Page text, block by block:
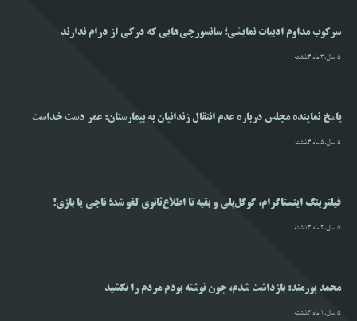
سرکوب مداوم ادبیات نمایشی؛ سانسورچی‌هایی که درکی از درام ندارند
5 سال،3 ماه گذشته
پاسخ نماینده مجلس درباره عدم انتقال زندانیان به بیمارستان: عمر دست خداست
5 سال،5 ماه گذشته
فیلترینگ اینستاگرام، گوگل‌پلی و بقیه تا اطلاع‌ثانوی لغو شد؛ ناجی یا بازی!
5 سال،2 ماه گذشته
محمد پورمند: بازداشت شدم، چون نوشته بودم مردم را نکشید
5 سال،1 ماه گذشته